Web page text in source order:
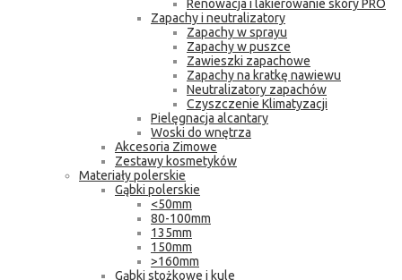
Renowacja i lakierowanie skóry PRO
Zapachy i neutralizatory
Zapachy w sprayu
Zapachy w puszce
Zawieszki zapachowe
Zapachy na kratkę nawiewu
Neutralizatory zapachów
Czyszczenie Klimatyzacji
Pielęgnacja alcantary
Woski do wnętrza
Akcesoria Zimowe
Zestawy kosmetyków
Materiały polerskie
Gąbki polerskie
<50mm
80-100mm
135mm
150mm
>160mm
Gąbki stożkowe i kule